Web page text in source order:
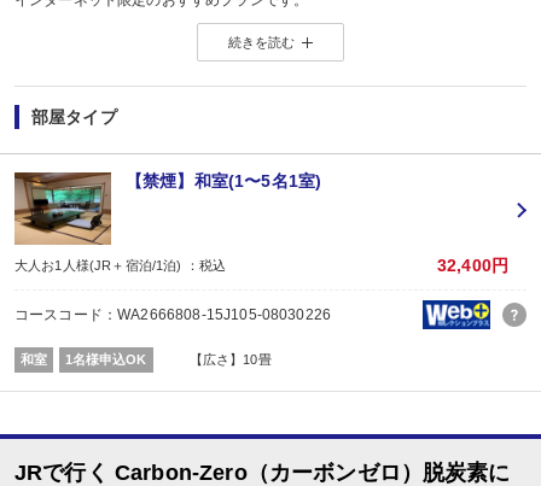
※店頭・電話・メールでのお問合せや申込みは出来ません。
◆ ◇ ◆ ◇ ◆ ◇ ◆ ◇ ◆
【お宿からのお楽しみメニュー】
・賀寿の当月内にご宿泊の場合、還暦・喜寿・米寿のお祝いちゃんちゃんこ無
※証明できるものをお持ちください。
※予約条件入力の画面でチェックを入れて下さい。
続きを読む
部屋タイプ
【禁煙】和室(1〜5名1室)
大人お1人様(JR＋宿泊/1泊) ：税込 32,400円
コースコード：WA2666808-15J105-08030226
和室 1名様申込OK 【広さ】10畳
JRで行く Carbon-Zero（カーボンゼロ）脱炭素に